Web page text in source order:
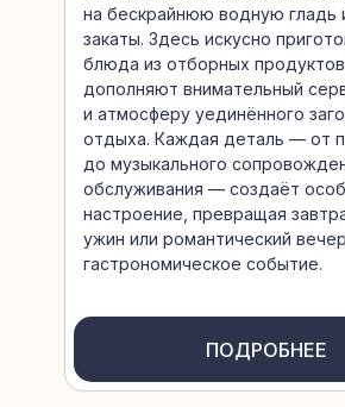
на бескрайнюю водную гладь
закаты. Здесь искусно
блюда из отборных
дополняют внимательный
и атмосферу уединённого
отдыха. Каждая деталь — от
до музыкального
обслуживания — создаёт
настроение, превращая
ужин или романтический
гастрономическое событие.
ПОДРОБНЕЕ